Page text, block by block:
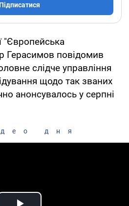
Підписатися
"Європейська
Герасимов повідомив
слідче управління
щодо так званих
анонсувалось у серпні
дня